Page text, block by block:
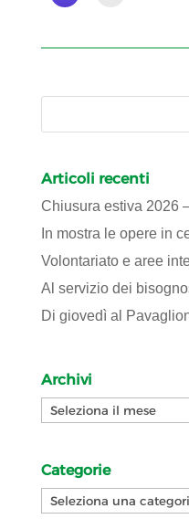
Articoli recenti
Chiusura estiva 2026
In mostra le opere in
Volontariato e aree
Al servizio dei
Di giovedì al
Archivi
Archivi
Categorie
Categorie